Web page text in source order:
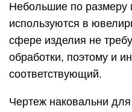
Небольшие по размеру
используются в
сфере изделия не
обработки, поэтому и
соответствующий.
Чертеж наковальни